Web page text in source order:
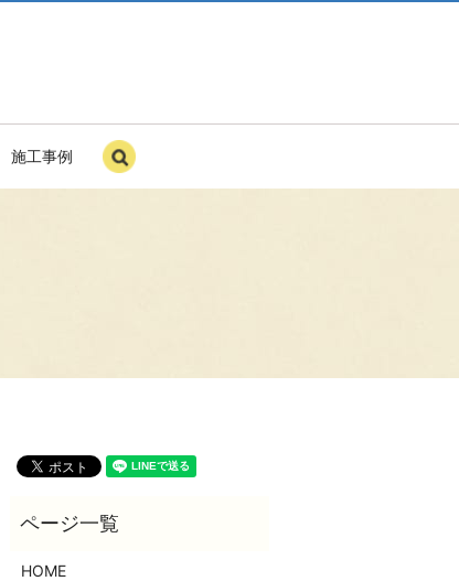
施工事例
search
HOME